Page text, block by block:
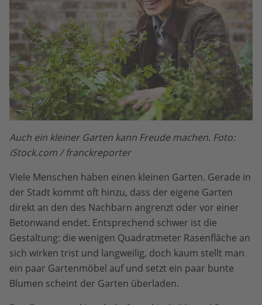
Auch ein kleiner Garten kann Freude machen. Foto:
iStock.com / franckreporter
Viele Menschen haben einen kleinen Garten. Gerade in
der Stadt kommt oft hinzu, dass der eigene Garten
direkt an den des Nachbarn angrenzt oder vor einer
Betonwand endet. Entsprechend schwer ist die
Gestaltung: die wenigen Quadratmeter Rasenfläche an
sich wirken trist und langweilig, doch kaum stellt man
ein paar Gartenmöbel auf und setzt ein paar bunte
Blumen scheint der Garten überladen.